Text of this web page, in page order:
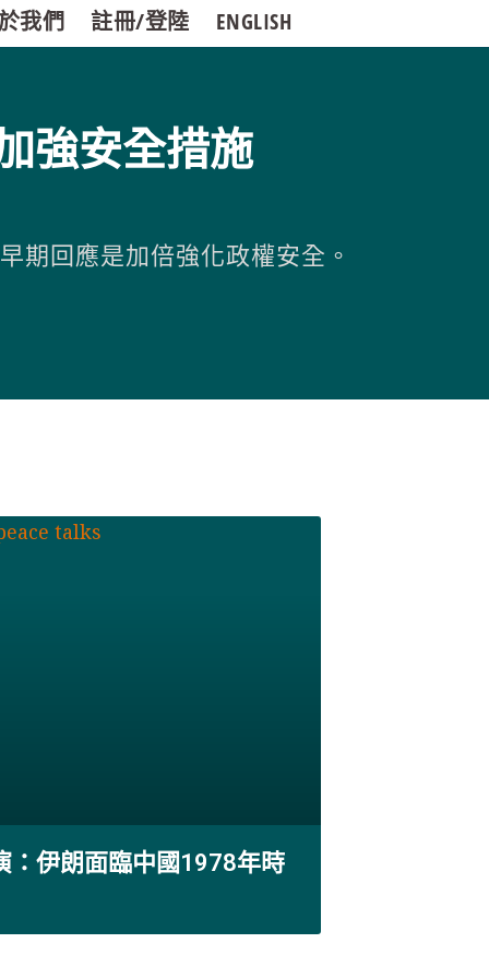
我們 註冊/登陸 ENGLISH
強安全措施
期回應是加倍強化政權安全。
：伊朗面臨中國1978年時